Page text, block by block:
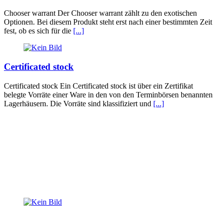
Chooser warrant Der Chooser warrant zählt zu den exotischen
Optionen. Bei diesem Produkt steht erst nach einer bestimmten Zeit
fest, ob es sich für die [...]
Certificated stock
Certificated stock Ein Certificated stock ist über ein Zertifikat
belegte Vorräte einer Ware in den von den Terminbörsen benannten
Lagerhäusern. Die Vorräte sind klassifiziert und [...]